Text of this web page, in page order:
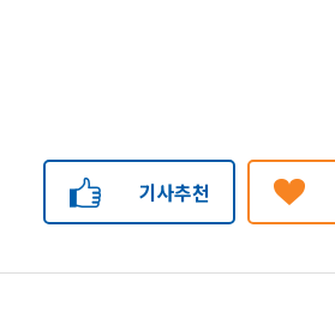
기사추천